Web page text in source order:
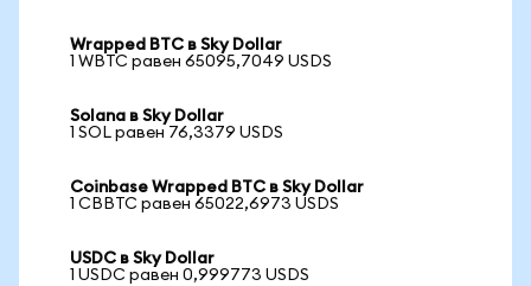
Wrapped BTC в Sky Dollar
1 WBTC равен 65095,7049 USDS
Solana в Sky Dollar
1 SOL равен 76,3379 USDS
Coinbase Wrapped BTC в Sky Dollar
1 CBBTC равен 65022,6973 USDS
USDC в Sky Dollar
1 USDC равен 0,999773 USDS